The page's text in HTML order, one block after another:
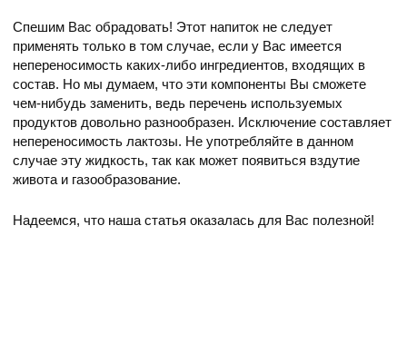
Спешим Вас обрадовать! Этот напиток не следует
применять только в том случае, если у Вас имеется
непереносимость каких-либо ингредиентов, входящих в
состав. Но мы думаем, что эти компоненты Вы сможете
чем-нибудь заменить, ведь перечень используемых
продуктов довольно разнообразен. Исключение составляет
непереносимость лактозы. Не употребляйте в данном
случае эту жидкость, так как может появиться вздутие
живота и газообразование.
Надеемся, что наша статья оказалась для Вас полезной!